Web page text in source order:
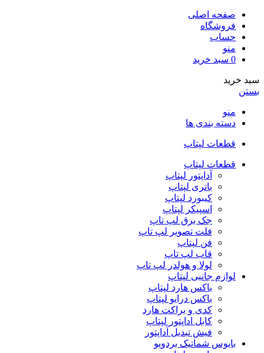
صفحه اصلی
فروشگاه
حساب
منو
0 سبد خرید
سبد خرید
بستن
منو
دسته بندی ها
قطعات لپتاپ
قطعات لپتاپ
آداپتور لپتاپ
باتری لپتاپ
کیبورد لپتاپ
اسپیکر لپتاپ
جک برق لپ تاپ
فلت تصویر لپ تاپ
فن لپتاپ
قاب لپ تاپ
لولا و هولدر لپ تاپ
لوازم جانبی لپتاپ
باکس هارد لپتاپ
باکس درایو لپتاپ
کدی و براکت هارد
کابل اداپتور لپتاپ
فیش تبدیل آداپتور
بایوس شماتیک بردویو